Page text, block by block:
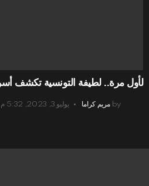
لأول مرة.. لطيفة التونسية تكشف
by مريم كراما يوليو 3, 2023, 5:32 م